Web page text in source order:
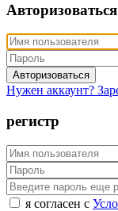
Авторизоваться
Авторизоваться
Нужен аккаунт?
регистр
я согласен с